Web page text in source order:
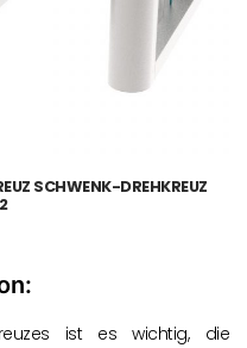
SCHWENK-DREHKREUZ
ist es wichtig, die